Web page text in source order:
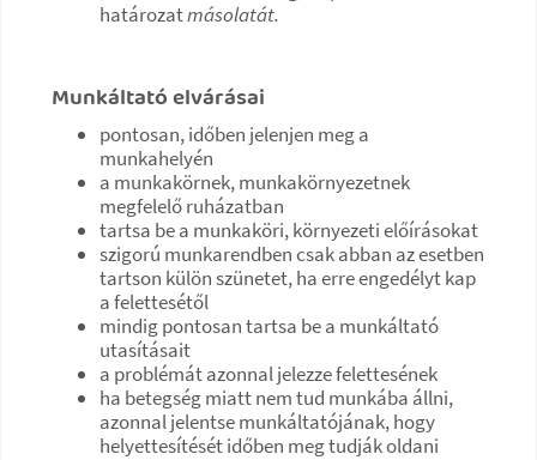
határozatmásolatát.
Munkáltató elvárásai
pontosan, időben jelenjen meg a
munkahelyén
a munkakörnek, munkakörnyezetnek
megfelelő ruházatban
tartsa be a munkaköri, környezeti előírásokat
szigorú munkarendben csak abban az esetben
tartson külön szünetet, ha erre engedélyt kap
a felettesétől
mindig pontosan tartsa be a munkáltató
utasításait
a problémát azonnal jelezze felettesének
ha betegség miatt nem tud munkába állni,
azonnal jelentse munkáltatójának, hogy
helyettesítését időben meg tudják oldani